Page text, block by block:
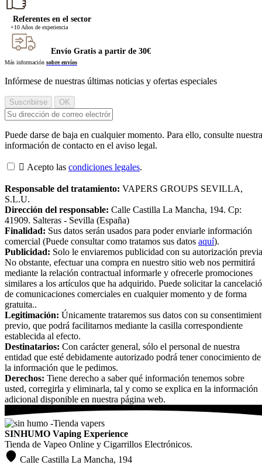
Referentes en el sector
+10 Años de experiencia
Envío Gratis a partir de 30€
Más información sobre envíos
Infórmese de nuestras últimas noticias y ofertas especiales
Puede darse de baja en cualquier momento. Para ello, consulte nuestra
información de contacto en el aviso legal.
 Acepto las condiciones legales.
Responsable del tratamiento: VAPERS GROUPS SEVILLA,
S.L.U.
Dirección del responsable: Calle Castilla La Mancha, 194. Cp:
41909. Salteras - Sevilla (España)
Finalidad: Sus datos serán usados para poder enviarle información
comercial (Puede consultar como tratamos sus datos aquí).
Publicidad: Solo le enviaremos publicidad con su autorización
No obstante, efectuar una compra en nuestro sitio web nos permitirá
mediante la relación contractual informarle y ofrecerle promociones
similares a los artículos que ha adquirido. Puede solicitar la
de comunicaciones comerciales en cualquier momento y de forma
gratuita..
Legitimación: Únicamente trataremos sus datos con su
previo, que podrá facilitarnos mediante la casilla correspondiente
establecida al efecto.
Destinatarios: Con carácter general, sólo el personal de nuestra
entidad que esté debidamente autorizado podrá tener conocimiento de
la información que le pedimos.
Derechos: Tiene derecho a saber qué información tenemos sobre
usted, corregirla y eliminarla, tal y como se explica en la información
adicional disponible en nuestra página web.
SINHUMO Vaping Experience
Tienda de Vapeo Online y Cigarrillos Electrónicos.
Calle Castilla La Mancha, 194